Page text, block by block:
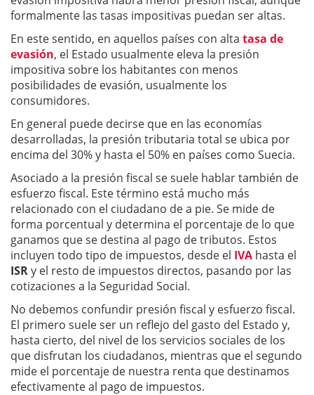
formalmente las tasas impositivas puedan ser altas.
En este sentido, en aquellos países con alta tasa de
evasión, el Estado usualmente eleva la presión
impositiva sobre los habitantes con menos
posibilidades de evasión, usualmente los
consumidores.
En general puede decirse que en las economías
desarrolladas, la presión tributaria total se ubica por
encima del 30% y hasta el 50% en países como Suecia.
Asociado a la presión fiscal se suele hablar también de
esfuerzo fiscal. Este término está mucho más
relacionado con el ciudadano de a pie. Se mide de
forma porcentual y determina el porcentaje de lo que
ganamos que se destina al pago de tributos. Estos
incluyen todo tipo de impuestos, desde el IVA hasta el
ISRy el resto de impuestos directos, pasando por las
cotizaciones a la Seguridad Social.
No debemos confundir presión fiscal y esfuerzo fiscal.
El primero suele ser un reflejo del gasto del Estado y,
hasta cierto, del nivel de los servicios sociales de los
que disfrutan los ciudadanos, mientras que el segundo
mide el porcentaje de nuestra renta que destinamos
efectivamente al pago de impuestos.